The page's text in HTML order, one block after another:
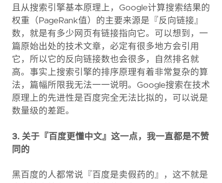
且从搜索引擎基本原理上，Google计算搜索结果的
权重（PageRank值）的主要来源是『反向链接』
数，就是有多少网页有链接指向它。可以想到，一
篇原始出处的技术文章，必定有很多地方会引用
它，所以它的反向链接数也会很多，自然排名就
高。事实上搜索引擎的排序原理有着非常复杂的算
法，篇幅所限我无法一一说明。Google搜索在技术
原理上的先进性是百度完全无法比拟的，可以说是
数量级的差距。
3. 关于『百度更懂中文』这一点，我一直都是不赞
同的
黑百度的人都常说『百度是卖假药的』，这不就是